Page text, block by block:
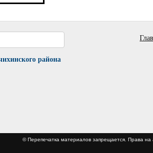
района
© Перепечатка материалов запрещается.